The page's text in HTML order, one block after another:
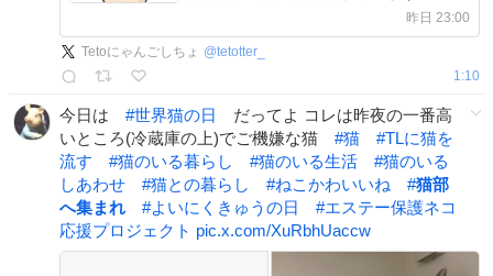
さんたちいつも「かわいい」のお仕事
おつかれさまです😊
昨日 23:00
Tetoにゃんごしちょ @tetotter_
1:10
今日は #世界猫の日
だってよ コレは昨夜の一番高
いところ(冷蔵庫の上)でご機嫌な猫 #猫 #TLに猫を
流す
#猫のいる暮らし #猫のいる生活 #猫のいる
しあわせ
#猫との暮らし #ねこかわいいね #猫部
へ集まれ
#よいにくきゅうの日 #エステー保護ネコ
応援プロジェクト pic.x.com/XuRbhUaccw